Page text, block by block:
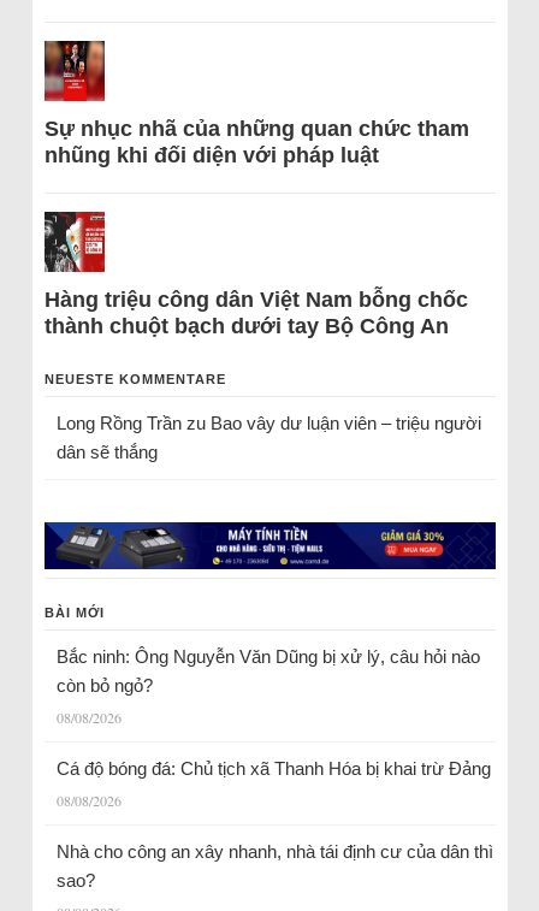
Sự nhục nhã của những quan chức tham
nhũng khi đối diện với pháp luật
Hàng triệu công dân Việt Nam bỗng chốc
thành chuột bạch dưới tay Bộ Công An
NEUESTE KOMMENTARE
Long Rồng Trầnzu Bao vây dư luận viên – triệu người
dân sẽ thắng
BÀI MỚI
Bắc ninh: Ông Nguyễn Văn Dũng bị xử lý, câu hỏi nào
còn bỏ ngỏ?
08/08/2026
Cá độ bóng đá: Chủ tịch xã Thanh Hóa bị khai trừ Đảng
08/08/2026
Nhà cho công an xây nhanh, nhà tái định cư của dân thì
sao?